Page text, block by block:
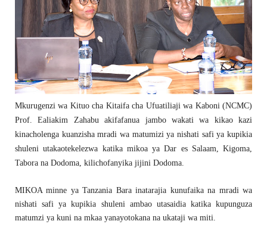
Mkurugenzi wa Kituo cha Kitaifa cha Ufuatiliaji wa Kaboni (NCMC)
Prof. Ealiakim Zahabu akifafanua jambo wakati wa kikao kazi
kinacholenga kuanzisha mradi wa matumizi ya nishati safi ya kupikia
shuleni utakaotekelezwa katika mikoa ya Dar es Salaam, Kigoma,
Tabora na Dodoma, kilichofanyika jijini Dodoma.
MIKOA minne ya Tanzania Bara inatarajia kunufaika na mradi wa
nishati safi ya kupikia shuleni ambao utasaidia katika kupunguza
matumzi ya kuni na mkaa yanayotokana na ukataji wa miti.